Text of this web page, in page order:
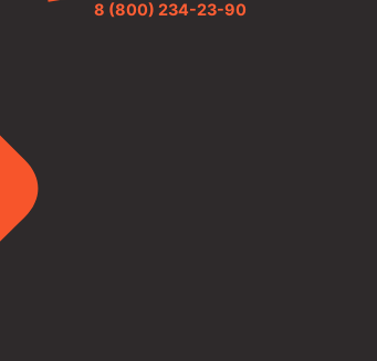
8 (800) 234-23-90